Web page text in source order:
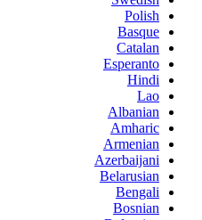
Polish
Basque
Catalan
Esperanto
Hindi
Lao
Albanian
Amharic
Armenian
Azerbaijani
Belarusian
Bengali
Bosnian